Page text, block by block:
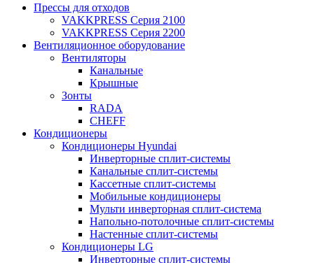
Прессы для отходов
VAKKPRESS Серия 2100
VAKKPRESS Серия 2200
Вентиляционное оборудование
Вентиляторы
Канальные
Крышные
Зонты
RADA
CHEFF
Кондиционеры
Кондиционеры Hyundai
Инверторные сплит-системы
Канальные сплит-системы
Кассетные сплит-системы
Мобильные кондиционеры
Мульти инверторная сплит-система
Напольно-потолочные сплит-системы
Настенные сплит-системы
Кондиционеры LG
Инверторные сплит-системы